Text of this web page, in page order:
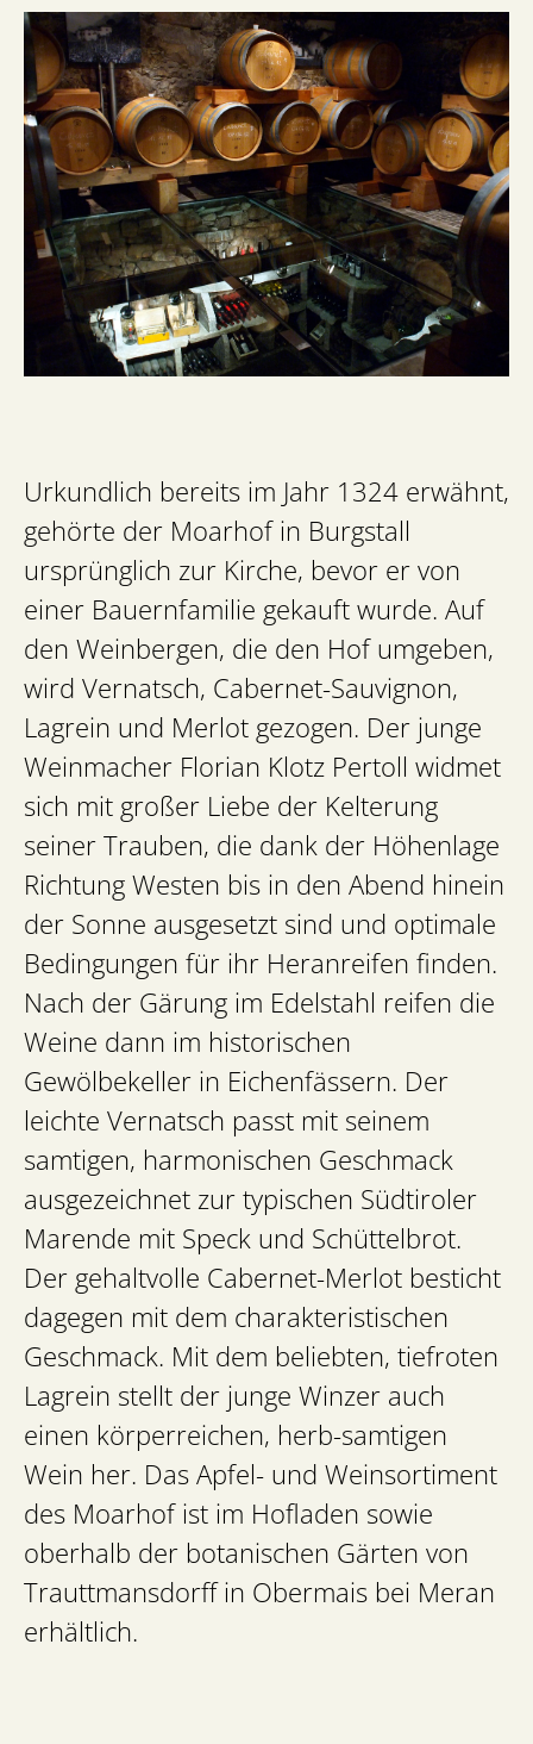
Urkundlich bereits im Jahr 1324 erwähnt,
gehörte der Moarhof in Burgstall
ursprünglich zur Kirche, bevor er von
einer Bauernfamilie gekauft wurde. Auf
den Weinbergen, die den Hof umgeben,
wird Vernatsch, Cabernet-Sauvignon,
Lagrein und Merlot gezogen. Der junge
Weinmacher Florian Klotz Pertoll widmet
sich mit großer Liebe der Kelterung
seiner Trauben, die dank der Höhenlage
Richtung Westen bis in den Abend hinein
der Sonne ausgesetzt sind und optimale
Bedingungen für ihr Heranreifen finden.
Nach der Gärung im Edelstahl reifen die
Weine dann im historischen
Gewölbekeller in Eichenfässern. Der
leichte Vernatsch passt mit seinem
samtigen, harmonischen Geschmack
ausgezeichnet zur typischen Südtiroler
Marende mit Speck und Schüttelbrot.
Der gehaltvolle Cabernet-Merlot besticht
dagegen mit dem charakteristischen
Geschmack. Mit dem beliebten, tiefroten
Lagrein stellt der junge Winzer auch
einen körperreichen, herb-samtigen
Wein her. Das Apfel- und Weinsortiment
des Moarhof ist im Hofladen sowie
oberhalb der botanischen Gärten von
Trauttmansdorff in Obermais bei Meran
erhältlich.